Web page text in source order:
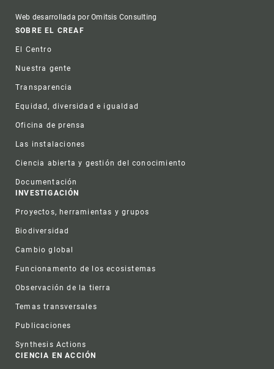
Web desarrollada por Omitsis Consulting
Footer
SOBRE EL CREAF
El Centro
Nuestra gente
Transparencia
Equidad, diversidad e igualdad
Oficina de prensa
Las instalaciones
Ciencia abierta y gestión del conocimiento
Documentación
INVESTIGACIÓN
Proyectos, herramientas y grupos
Biodiversidad
Cambio global
Funcionamento de los ecosistemas
Observación de la tierra
Temas transversales
Publicaciones
Synthesis Actions
CIENCIA EN ACCIÓN